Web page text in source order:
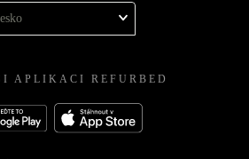
APLIKACI REFURBED